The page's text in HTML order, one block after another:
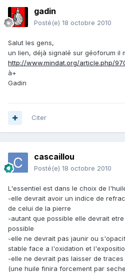
gadin
Posté(e) 18 octobre 2010
Salut les gens,
un lien, déjà signalé sur géoforum il
http://www.mindat.org/article.php/
à+
Gadin
Citer
cascaillou
Posté(e) 18 octobre 2010
L'essentiel est dans le choix de
-elle devrait avoir un indice de
de celui de la pierre
-autant que possible elle devrait
possible
-elle ne devrait pas jaunir ou
stable face a l'oxidation et
-elle ne devrait pas laisser de
(une huile finira forcement par